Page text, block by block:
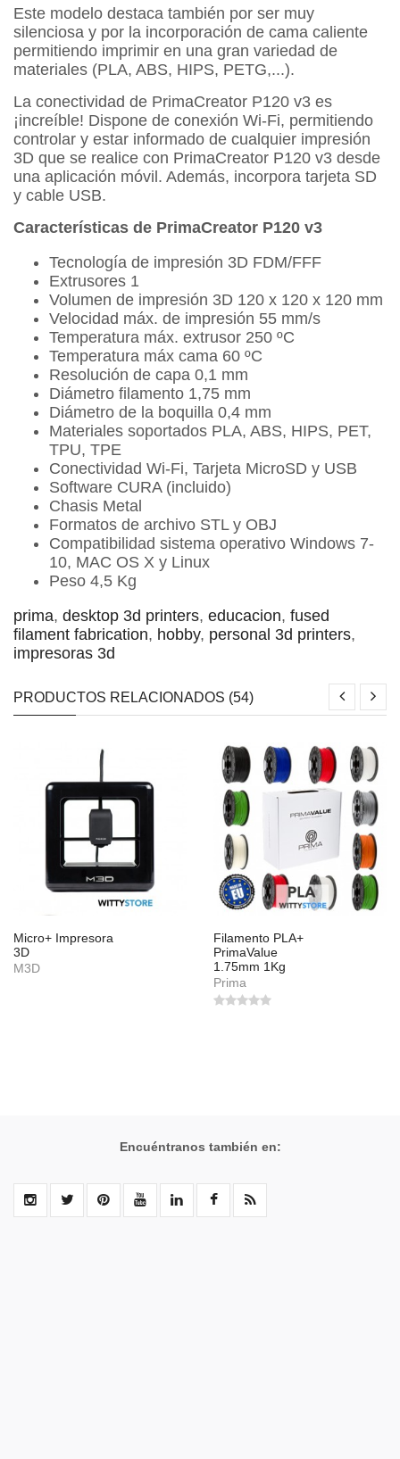
Este modelo destaca también por ser muy
silenciosa y por la incorporación de cama caliente
permitiendo imprimir en una gran variedad de
materiales (PLA, ABS, HIPS, PETG,...).
La conectividad de PrimaCreator P120 v3 es
¡increíble! Dispone de conexión Wi-Fi, permitiendo
controlar y estar informado de cualquier impresión
3D que se realice con PrimaCreator P120 v3 desde
una aplicación móvil. Además, incorpora tarjeta SD
y cable USB.
Características de PrimaCreator P120 v3
Tecnología de impresión 3D FDM/FFF
Extrusores 1
Volumen de impresión 3D 120 x 120 x 120 mm
Velocidad máx. de impresión 55 mm/s
Temperatura máx. extrusor 250 ºC
Temperatura máx cama 60 ºC
Resolución de capa 0,1 mm
Diámetro filamento 1,75 mm
Diámetro de la boquilla 0,4 mm
Materiales soportados PLA, ABS, HIPS, PET,
TPU, TPE
Conectividad Wi-Fi, Tarjeta MicroSD y USB
Software CURA (incluido)
Chasis Metal
Formatos de archivo STL y OBJ
Compatibilidad sistema operativo Windows 7-
10, MAC OS X y Linux
Peso 4,5 Kg
prima, desktop 3d printers, educacion, fused
filament fabrication, hobby, personal 3d printers,
impresoras 3d
PRODUCTOS RELACIONADOS (54)
Micro+ Impresora
3D
M3D
Filamento PLA+
PrimaValue
1.75mm 1Kg
Prima
Encuéntranos también en: